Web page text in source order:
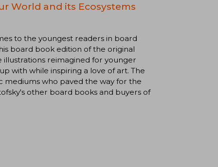
World and its Ecosystems
to the youngest readers in board
board book edition of the original
reimagined for younger
with while inspiring a love of art. The
mediums who paved the way for the
other board books and buyers of